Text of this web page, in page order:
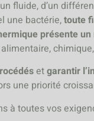
fluide, d’un
une bactérie,toute
présente
etgarantir
une priorité
à toutes vos